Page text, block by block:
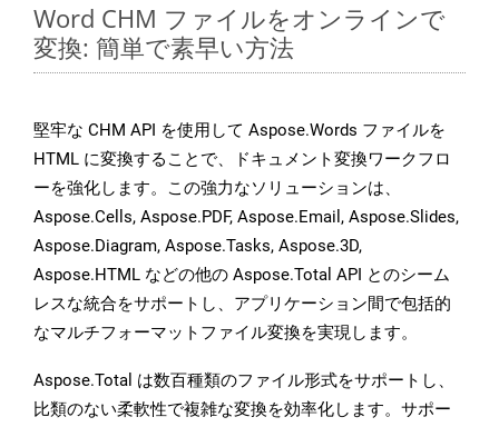
Word CHM ファイルをオンラインで
変換: 簡単で素早い方法
堅牢な CHM API を使用して Aspose.Words ファイルを
HTML に変換することで、ドキュメント変換ワークフロ
ーを強化します。この強力なソリューションは、
Aspose.Cells, Aspose.PDF, Aspose.Email, Aspose.Slides,
Aspose.Diagram, Aspose.Tasks, Aspose.3D,
Aspose.HTML などの他の Aspose.Total API とのシーム
レスな統合をサポートし、アプリケーション間で包括的
なマルチフォーマットファイル変換を実現します。
Aspose.Total は数百種類のファイル形式をサポートし、
比類のない柔軟性で複雑な変換を効率化します。サポー